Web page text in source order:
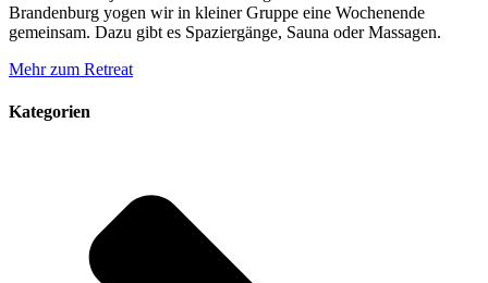
Brandenburg yogen wir in kleiner Gruppe eine Wochenende
gemeinsam. Dazu gibt es Spaziergänge, Sauna oder Massagen.
Mehr zum Retreat
Kategorien